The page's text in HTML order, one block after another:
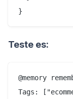
Teste es:
@memory